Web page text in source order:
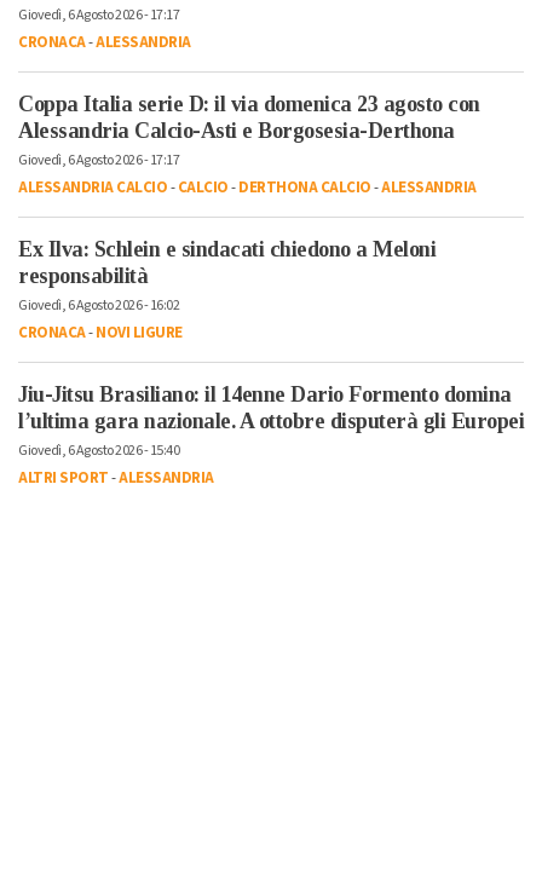
Giovedì, 6 Agosto 2026 - 17:17
CRONACA-ALESSANDRIA
Coppa Italia serie D: il via domenica 23 agosto con
Alessandria Calcio-Asti e Borgosesia-Derthona
Giovedì, 6 Agosto 2026 - 17:17
ALESSANDRIA CALCIO-CALCIO-DERTHONA CALCIO-ALESSANDRIA
Ex Ilva: Schlein e sindacati chiedono a Meloni
responsabilità
Giovedì, 6 Agosto 2026 - 16:02
CRONACA-NOVI LIGURE
Jiu-Jitsu Brasiliano: il 14enne Dario Formento domina
l’ultima gara nazionale. A ottobre disputerà gli Europei
Giovedì, 6 Agosto 2026 - 15:40
ALTRI SPORT-ALESSANDRIA